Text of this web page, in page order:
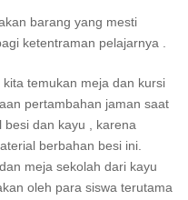
barang yang mesti
ketentraman pelajarnya .
temukan meja dan kursi
pertambahan jaman saat
besi dan kayu , karena
berbahan besi ini.
meja sekolah dari kayu
oleh para siswa terutama